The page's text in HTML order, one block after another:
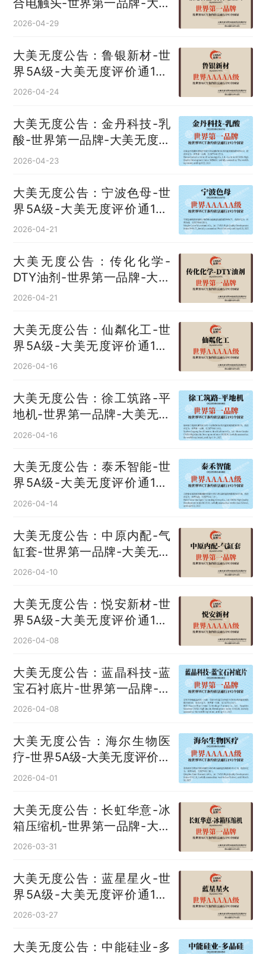
无度评价通193国
2026-04-29
大美无度公告：鲁银新材-世
界5A级-大美无度评价通193
国
2026-04-24
大美无度公告：金丹科技-乳
酸‌-世界第一品牌-大美无度评
价通193国
2026-04-23
大美无度公告：宁波色母-世
界5A级-大美无度评价通193
国
2026-04-21
大美无度公告：传化化学-
DTY油剂‌-世界第一品牌-大美
无度评价通193国
2026-04-21
大美无度公告：仙粼化工-世
界5A级-大美无度评价通193
国
2026-04-16
大美无度公告：徐工筑路-平
地机‌-世界第一品牌-大美无度
评价通193国
2026-04-16
大美无度公告：泰禾智能-世
界5A级-大美无度评价通193
国
2026-04-14
大美无度公告：中原内配-气
缸套‌-世界第一品牌-大美无度
评价通193国
2026-04-10
大美无度公告：悦安新材-世
界5A级-大美无度评价通193
国
2026-04-08
大美无度公告：蓝晶科技-蓝
宝石衬底片‌-世界第一品牌-大
美无度评价通193国
2026-04-08
大美无度公告：海尔生物医
疗-世界5A级-大美无度评价通
193国
2026-04-01
大美无度公告：长虹华意-冰
箱压缩机‌-世界第一品牌-大美
无度评价通193国
2026-03-31
大美无度公告：蓝星星火-世
界5A级-大美无度评价通193
国
2026-03-27
大美无度公告：中能硅业-多